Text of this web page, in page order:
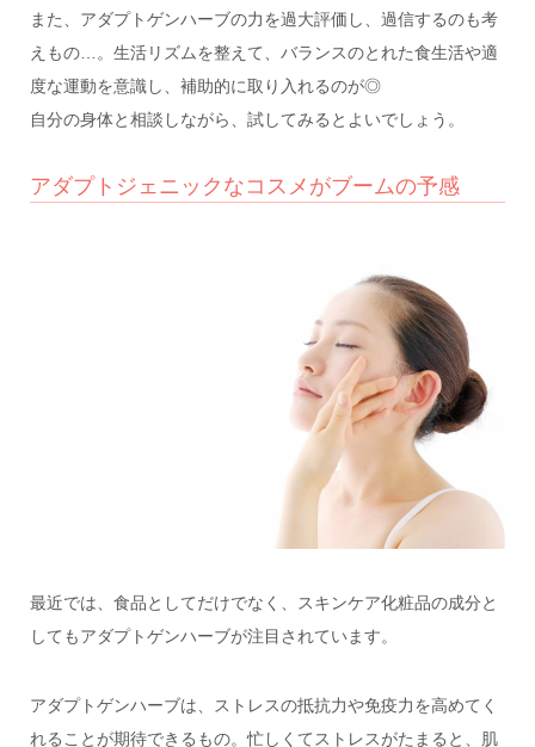
また、アダプトゲンハーブの力を過大評価し、過信するのも考
えもの…。生活リズムを整えて、バランスのとれた食生活や適
度な運動を意識し、補助的に取り入れるのが◎
自分の身体と相談しながら、試してみるとよいでしょう。
アダプトジェニックなコスメがブームの予感
最近では、食品としてだけでなく、スキンケア化粧品の成分と
してもアダプトゲンハーブが注目されています。
アダプトゲンハーブは、ストレスの抵抗力や免疫力を高めてく
れることが期待できるもの。忙しくてストレスがたまると、肌